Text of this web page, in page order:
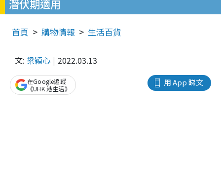
潛伏期適用
首頁 購物情報 生活百貨
文: 梁穎心 2022.03.13
用 App 睇文
在Google追蹤
《UHK 港生活》